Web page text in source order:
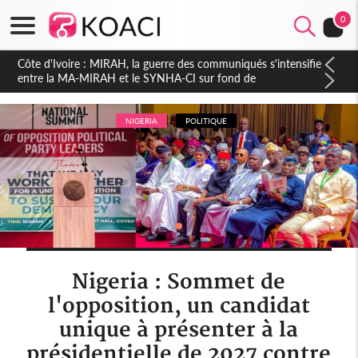
0
Côte d'Ivoire : Indépendance 2026, Thiam plaide pour un
environnement démocratique plus apaisé
NIGERIA POLITIQUE
Nigeria : Sommet de
l'opposition, un candidat
unique à présenter à la